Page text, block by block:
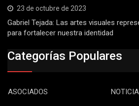
23 de octubre de 2023
Gabriel Tejada: Las artes visuales
para fortalecer nuestra identidad
Categorías Populares
ASOCIADOS